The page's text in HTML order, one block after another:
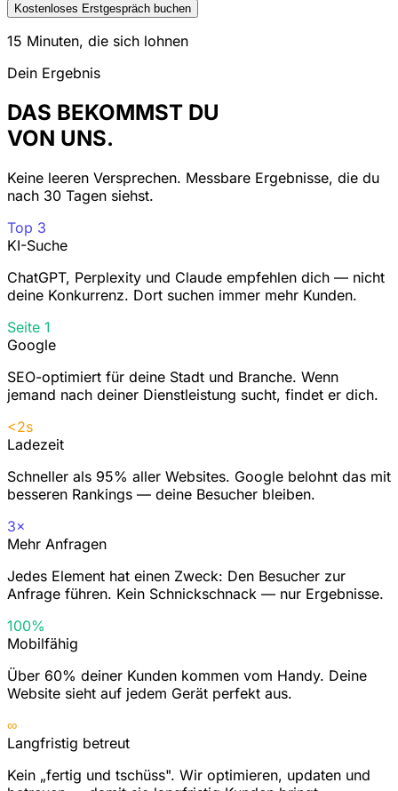
Kostenloses Erstgespräch buchen
15 Minuten, die sich lohnen
Dein Ergebnis
DAS BEKOMMST DU
VON UNS.
Keine leeren Versprechen. Messbare Ergebnisse, die du
nach 30 Tagen siehst.
Top 3
KI-Suche
ChatGPT, Perplexity und Claude empfehlen dich — nicht
deine Konkurrenz. Dort suchen immer mehr Kunden.
Seite 1
Google
SEO-optimiert für deine Stadt und Branche. Wenn
jemand nach deiner Dienstleistung sucht, findet er dich.
<2s
Ladezeit
Schneller als 95% aller Websites. Google belohnt das mit
besseren Rankings — deine Besucher bleiben.
3×
Mehr Anfragen
Jedes Element hat einen Zweck: Den Besucher zur
Anfrage führen. Kein Schnickschnack — nur Ergebnisse.
100%
Mobilfähig
Über 60% deiner Kunden kommen vom Handy. Deine
Website sieht auf jedem Gerät perfekt aus.
∞
Langfristig betreut
Kein „fertig und tschüss". Wir optimieren, updaten und